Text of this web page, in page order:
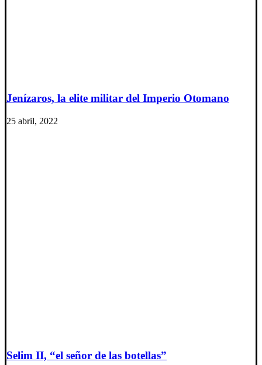
Jenízaros, la elite militar del Imperio Otomano
25 abril, 2022
Selim II, “el señor de las botellas”